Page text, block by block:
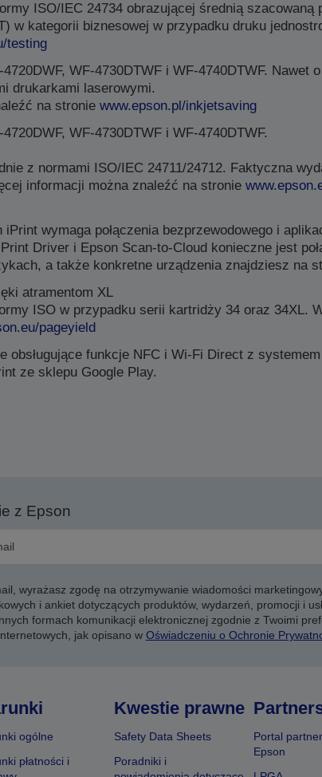
ISO/IEC 24734 obrazującej średnią
w kategorii biznesowej w przypadku druku
testing
4720DWF, WF-4730DTWF i WF-4740DTWF.
drukarkami laserowymi.
na stronie www.epson.pl/inkjetsaving
WF-4730DTWF i WF-4740DTWF.
z normami ISO/IEC 24711/24712. Faktyczna
informacji można znaleźć na stronie
wymaga połączenia bezprzewodowego i
Driver i Epson Scan-to-Cloud konieczne jest
a także konkretne urządzenia znajdziesz na
atramentom XL
ISO w przypadku serii kartridży 34 oraz 34XL.
pageyield
obsługujące funkcje NFC i Wi-Fi Direct z
ze sklepu Google Play.
z Epson
wyrażasz zgodę na otrzymywanie wiadomości
i ankiet dotyczących produktów, wydarzeń, promocji i
formach komunikacji elektronicznej zgodnie z Twoimi
jak opisano w Oświadczeniu o Ochronie
ogólne
płatności i
Kwestie prawne
Safety Data Sheets
Poradniki i
Portal
Epson